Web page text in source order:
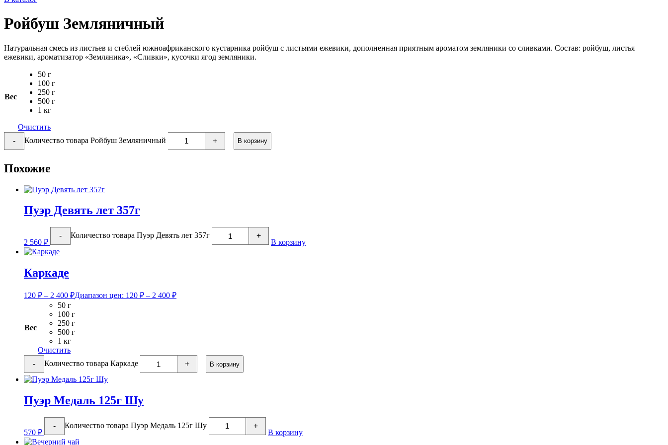
Ройбуш Земляничный
Натуральная смесь из листьев и стеблей южноафриканского кустарника ройбуш с листьями ежевики, дополненная приятным ароматом земляники со сливками. Состав: ройбуш, листья
ежевики, ароматизатор «Земляника», «Сливки», кусочки ягод земляники.
Вес
50 г
100 г
250 г
500 г
1 кг
Очистить
-
Количество товара Ройбуш Земляничный + В корзину
Похожие
Пуэр Девять лет 357г
2 560 ₽
- Количество товара Пуэр Девять лет 357г +
В корзину
Каркаде
120 ₽ – 2 400 ₽Диапазон цен: 120 ₽ – 2 400 ₽
Вес
50 г
100 г
250 г
500 г
1 кг
Очистить
-
Количество товара Каркаде + В корзину
Пуэр Медаль 125г Шу
570 ₽
- Количество товара Пуэр Медаль 125г Шу +
В корзину